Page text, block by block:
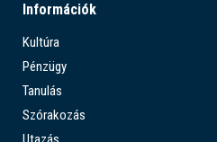
Információk
Kultúra
Pénzügy
Tanulás
Szórakozás